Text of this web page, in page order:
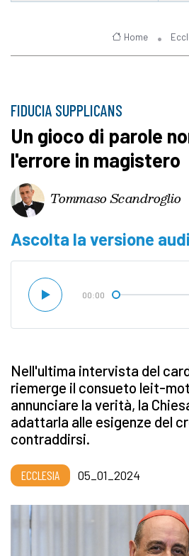
Home
FIDUCIA SUPPLICANS
Un gioco di parole
l'errore in magistero
Tommaso Scandroglio
Ascolta la versione
00:00
Nell'ultima intervista del
riemerge il consueto leit-
annunciare la verità, la
adattarla alle esigenze del
contraddirsi.
ECCLESIA 05_01_2024